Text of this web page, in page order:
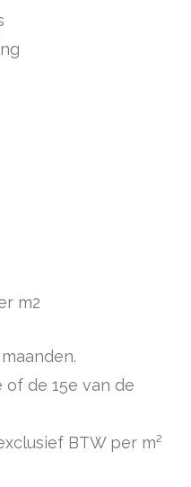
m2
of de 15e van de
BTW per m²